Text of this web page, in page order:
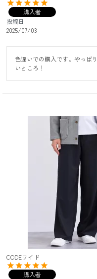
購入者
投稿日
2025/07/03
色違いでの購入です。やっぱ
いところ！
CODEワイド
購入者